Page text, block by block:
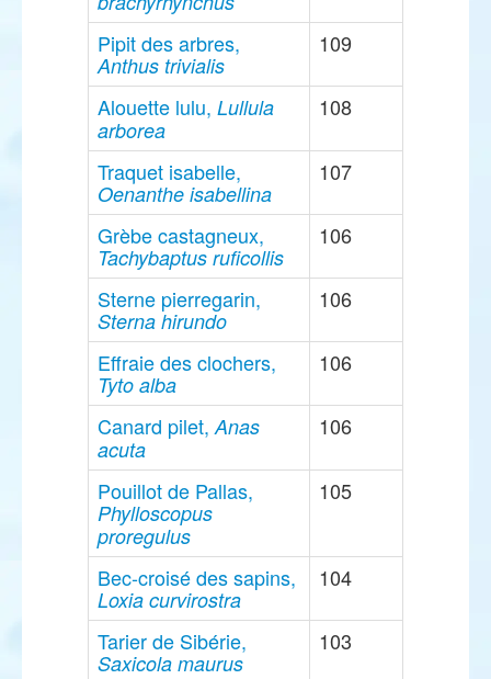
Pipit des arbres,
Anthus trivialis
109
Alouette lulu, Lullula
arborea
108
Traquet isabelle,
Oenanthe isabellina
107
Grèbe castagneux,
Tachybaptus ruficollis
106
Sterne pierregarin,
Sterna hirundo
106
Effraie des clochers,
Tyto alba
106
Canard pilet,Anas
acuta
106
Pouillot de Pallas,
Phylloscopus
proregulus
105
Bec-croisé des sapins,
Loxia curvirostra
104
Tarier de Sibérie,
Saxicola maurus
103